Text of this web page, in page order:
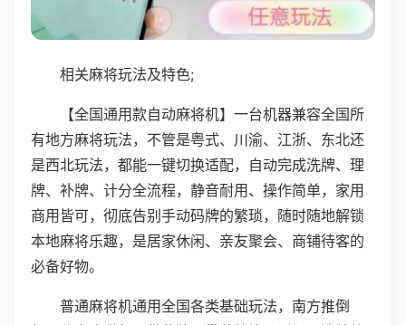
相关麻将玩法及特色;
【全国通用款自动麻将机】一台机器兼容全国所
有地方麻将玩法，不管是粤式、川渝、江浙、东北还
是西北玩法，都能一键切换适配，自动完成洗牌、理
牌、补牌、计分全流程，静音耐用、操作简单，家用
商用皆可，彻底告别手动码牌的繁琐，随时随地解锁
本地麻将乐趣，是居家休闲、亲友聚会、商铺待客的
必备好物。
普通麻将机通用全国各类基础玩法，南方推倒